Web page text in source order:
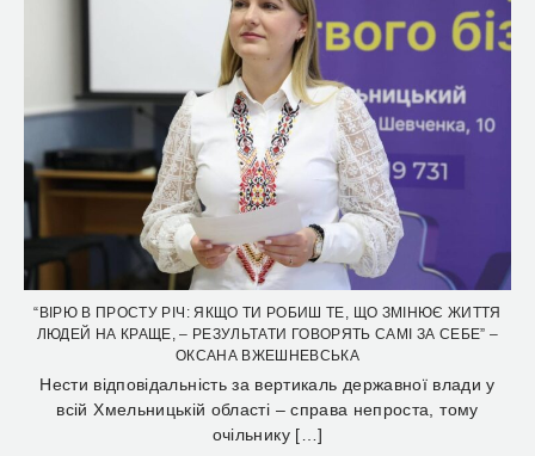
“ВІРЮ В ПРОСТУ РІЧ: ЯКЩО ТИ РОБИШ ТЕ, ЩО ЗМІНЮЄ ЖИТТЯ
ЛЮДЕЙ НА КРАЩЕ, – РЕЗУЛЬТАТИ ГОВОРЯТЬ САМІ ЗА СЕБЕ” –
ОКСАНА ВЖЕШНЕВСЬКА
Нести відповідальність за вертикаль державної влади у
всій Хмельницькій області – справа непроста, тому
очільнику […]